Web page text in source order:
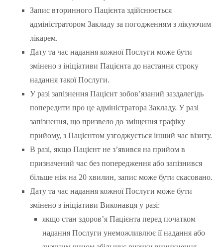
Запис вторинного Пацієнта здійснюється
адміністратором Закладу за погодженням з лікуючим
лікарем.
Дату та час надання кожної Послуги може бути
змінено з ініціативи Пацієнта до настання строку
надання такої Послуги.
У разі запізнення Пацієнт зобов’язаний заздалегідь
попередити про це адміністратора Закладу. У разі
запізнення, що призвело до зміщення графіку
прийому, з Пацієнтом узгоджується інший час візиту.
В разі, якщо Пацієнт не з’явився на прийом в
призначений час без попередження або запізнився
більше ніж на 20 хвилин, запис може бути скасовано.
Дату та час надання кожної Послуги може бути
змінено з ініціативи Виконавця у разі:
якщо стан здоров’я Пацієнта перед початком
надання Послуги унеможливлює її надання або